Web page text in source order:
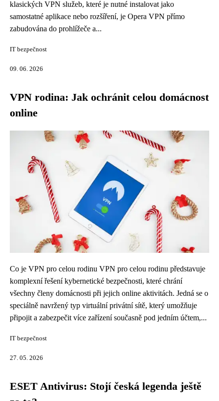
klasických VPN služeb, které je nutné instalovat jako
samostatné aplikace nebo rozšíření, je Opera VPN přímo
zabudována do prohlížeče a...
IT bezpečnost
09. 06. 2026
VPN rodina: Jak ochránit celou domácnost
online
Co je VPN pro celou rodinu VPN pro celou rodinu představuje
komplexní řešení kybernetické bezpečnosti, které chrání
všechny členy domácnosti při jejich online aktivitách. Jedná se o
speciálně navržený typ virtuální privátní sítě, který umožňuje
připojit a zabezpečit více zařízení současně pod jedním účtem,...
IT bezpečnost
27. 05. 2026
ESET Antivirus: Stojí česká legenda ještě